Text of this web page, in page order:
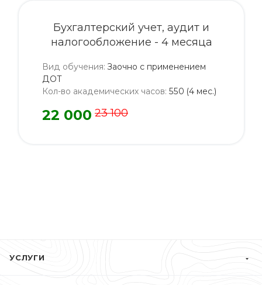
Бухгалтерский учет, аудит и
налогообложение - 4 месяца
Вид обучения: Заочно с применением
ДОТ
Кол-во академических часов: 550 (4 мес.)
22 000 23 100
УСЛУГИ